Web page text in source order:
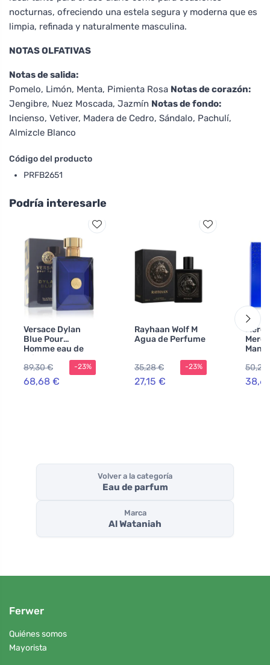
nocturnas, ofreciendo una estela segura y moderna que es
limpia, refinada y naturalmente masculina.
NOTAS OLFATIVAS
Notas de salida:
Pomelo, Limón, Menta, Pimienta Rosa Notas de corazón:
Jengibre, Nuez Moscada, Jazmín Notas de fondo:
Incienso, Vetiver, Madera de Cedro, Sándalo, Pachulí,
Almizcle Blanco
Código del producto
PRFB2651
Podría interesarle
Versace Dylan
Blue Pour
Homme eau de
toilette para
hombre 100 ml
89,30 €
68,68 €
-23%
Rayhaan Wolf M
Agua de Perfume
35,28 €
27,15 €
-23%
Man
SG
50,29
Volver a la categoría
Eau de parfum
Marca
Al Wataniah
Ferwer
Quiénes somos
Mayorista